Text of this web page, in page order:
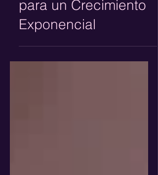
Marketing Growth
para un Crecimiento
Exponencial